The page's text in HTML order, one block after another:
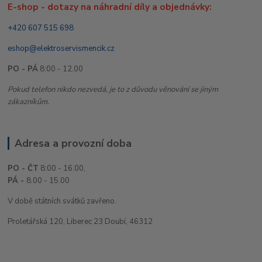
E-shop - dotazy na náhradní díly a objednávky:
+420 607 515 698
eshop@elektroservismencik.cz
PO - PÁ 8:00 - 12.00
Pokud telefon nikdo nezvedá, je to z důvodu věnování se jiným
zákazníkům.
Adresa a provozní doba
PO - ČT 8:00 - 16.00,
PÁ - 8.00 - 15.00
V době státních svátků zavřeno.
Proletářská 120, Liberec 23 Doubí, 46312